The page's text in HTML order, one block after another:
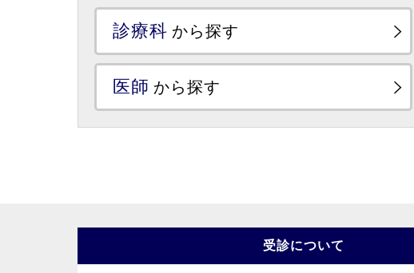
診療科 から探す
医師 から探す
受診について